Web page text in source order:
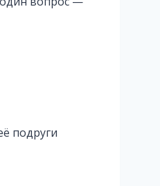
подруги